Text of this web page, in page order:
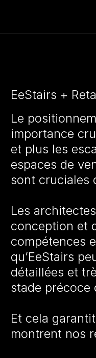
EeStairs +
Le
importance
et plus les
espaces de
sont cruciales
Les
conception et
compétences
qu’EeStairs
détaillées et
stade précoce
Et cela
montrent nos